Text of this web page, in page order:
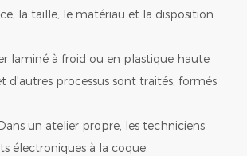
la taille, le matériau et la disposition
laminé à froid ou en plastique haute
d'autres processus sont traités, formés
un atelier propre, les techniciens
électroniques à la coque.